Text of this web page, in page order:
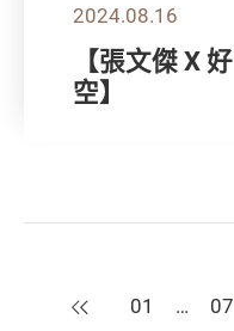
2024.08.16
【張文傑 X
空】
上一頁
01 … 07